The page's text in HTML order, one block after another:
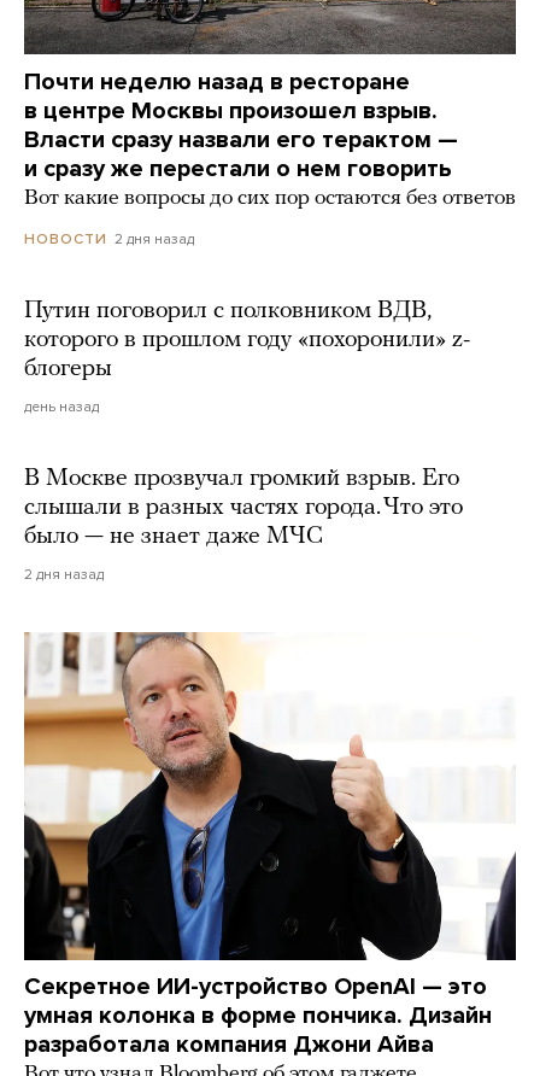
Почти неделю назад в ресторане
в центре Москвы произошел взрыв.
Власти сразу назвали его терактом —
и сразу же перестали о нем говорить
Вот какие вопросы до сих пор остаются без ответов
НОВОСТИ 2 дня назад
Путин поговорил с полковником ВДВ,
которого в прошлом году «похоронили» z-
блогеры
день назад
В Москве прозвучал громкий взрыв. Его
слышали в разных частях города. Что это
было — не знает даже МЧС
2 дня назад
Секретное ИИ-устройство OpenAI — это
умная колонка в форме пончика. Дизайн
разработала компания Джони Айва